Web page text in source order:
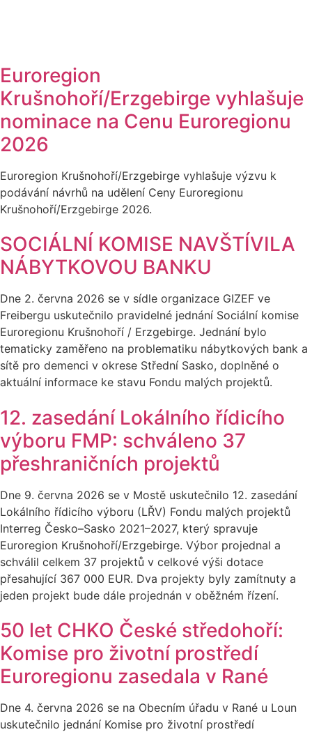
Euroregion
Krušnohoří/Erzgebirge vyhlašuje
nominace na Cenu Euroregionu
2026
Euroregion Krušnohoří/Erzgebirge vyhlašuje výzvu k
podávání návrhů na udělení Ceny Euroregionu
Krušnohoří/Erzgebirge 2026.
SOCIÁLNÍ KOMISE NAVŠTÍVILA
NÁBYTKOVOU BANKU
Dne 2. června 2026 se v sídle organizace GIZEF ve
Freibergu uskutečnilo pravidelné jednání Sociální komise
Euroregionu Krušnohoří / Erzgebirge. Jednání bylo
tematicky zaměřeno na problematiku nábytkových bank a
sítě pro demenci v okrese Střední Sasko, doplněné o
aktuální informace ke stavu Fondu malých projektů.
12. zasedání Lokálního řídicího
výboru FMP: schváleno 37
přeshraničních projektů
Dne 9. června 2026 se v Mostě uskutečnilo 12. zasedání
Lokálního řídicího výboru (LŘV) Fondu malých projektů
Interreg Česko–Sasko 2021–2027, který spravuje
Euroregion Krušnohoří/Erzgebirge. Výbor projednal a
schválil celkem 37 projektů v celkové výši dotace
přesahující 367 000 EUR. Dva projekty byly zamítnuty a
jeden projekt bude dále projednán v oběžném řízení.
50 let CHKO České středohoří:
Komise pro životní prostředí
Euroregionu zasedala v Rané
Dne 4. června 2026 se na Obecním úřadu v Rané u Loun
uskutečnilo jednání Komise pro životní prostředí